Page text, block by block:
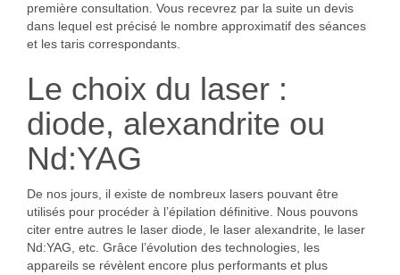
première consultation. Vous recevrez par la suite un devis
dans lequel est précisé le nombre approximatif des séances
et les taris correspondants.
Le choix du laser :
diode, alexandrite ou
Nd:YAG
De nos jours, il existe de nombreux lasers pouvant être
utilisés pour procéder à l’épilation définitive. Nous pouvons
citer entre autres le laser diode, le laser alexandrite, le laser
Nd:YAG, etc. Grâce l’évolution des technologies, les
appareils se révèlent encore plus performants et plus